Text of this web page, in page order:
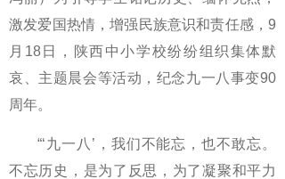
激发爱国热情，增强民族意识和责任感，9
月18日，陕西中小学校纷纷组织集体默
哀、主题晨会等活动，纪念九一八事变90
周年。
“‘九一八’，我们不能忘，也不敢忘。
不忘历史，是为了反思，为了凝聚和平力